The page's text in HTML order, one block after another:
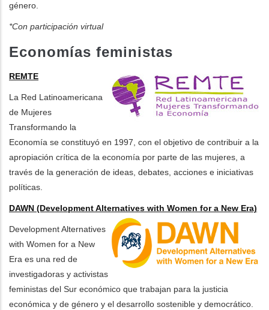
género.
*Con participación virtual
Economías feministas
REMTE
La Red Latinoamericana
de Mujeres
Transformando la
Economía se constituyó en 1997, con el objetivo de contribuir a la
apropiación crítica de la economía por parte de las mujeres, a
través de la generación de ideas, debates, acciones e iniciativas
políticas.
DAWN (Development Alternatives with Women for a New Era)
Development Alternatives
with Women for a New
Era es una red de
investigadoras y activistas
feministas del Sur económico que trabajan para la justicia
económica y de género y el desarrollo sostenible y democrático.